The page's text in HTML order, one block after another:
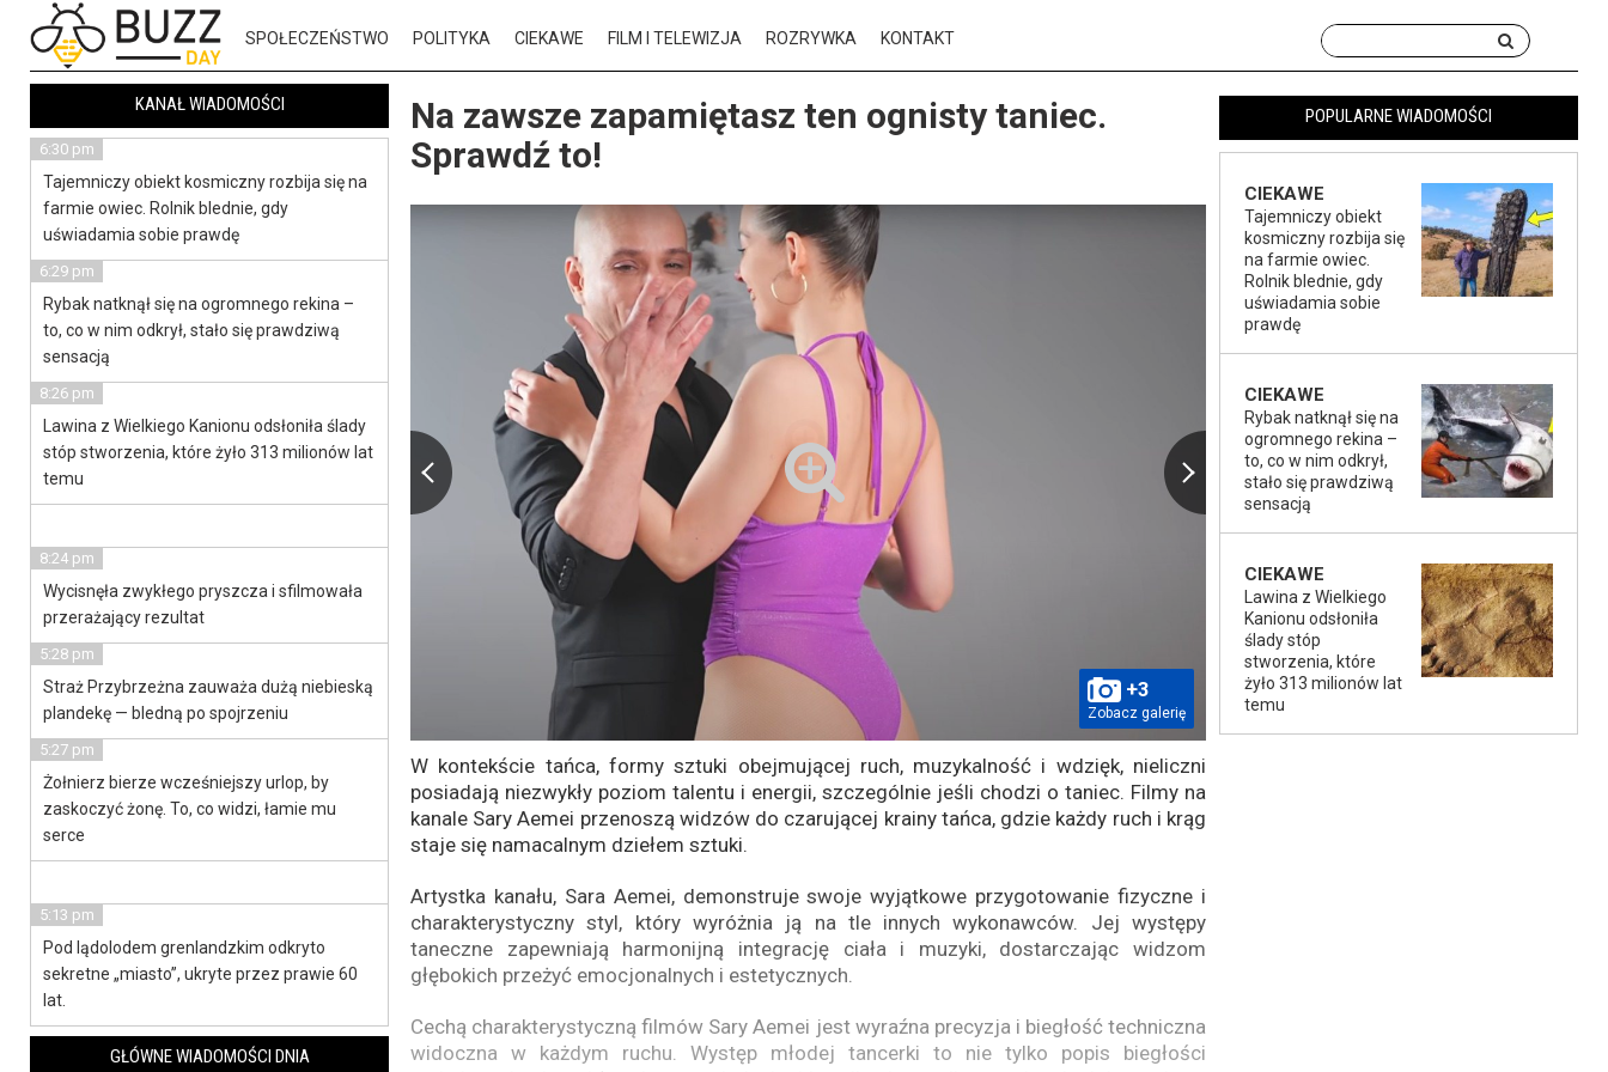
SPOŁECZEŃSTWO POLITYKA CIEKAWE FILM I TELEWIZJA ROZRYWKA KONTAKT
Na zawsze zapamiętasz ten ognisty taniec.
Sprawdź to!
+3
Zobacz galerię
W kontekście tańca, formy sztuki obejmującej ruch, muzykalność i wdzięk, nieliczni
posiadają niezwykły poziom talentu i energii, szczególnie jeśli chodzi o taniec. Filmy na
kanale Sary Aemei przenoszą widzów do czarującej krainy tańca, gdzie każdy ruch i krąg
staje się namacalnym dziełem sztuki.
Artystka kanału, Sara Aemei, demonstruje swoje wyjątkowe przygotowanie fizyczne i
charakterystyczny styl, który wyróżnia ją na tle innych wykonawców. Jej występy
taneczne zapewniają harmonijną integrację ciała i muzyki, dostarczając widzom
głębokich przeżyć emocjonalnych i estetycznych.
Cechą charakterystyczną filmów Sary Aemei jest wyraźna precyzja i biegłość techniczna
widoczna w każdym ruchu. Występ młodej tancerki to nie tylko popis biegłości
POPULARNE WIADOMOŚCI
CIEKAWE
Tajemniczy obiekt
kosmiczny rozbija się
na farmie owiec.
Rolnik blednie, gdy
uświadamia sobie
prawdę
CIEKAWE
Rybak natknął się na
ogromnego rekina –
to, co w nim odkrył,
stało się prawdziwą
sensacją
CIEKAWE
Lawina z Wielkiego
Kanionu odsłoniła
ślady stóp
stworzenia, które
żyło 313 milionów lat
temu
KANAŁ WIADOMOŚCI
6:30 pm
Tajemniczy obiekt kosmiczny rozbija się na
farmie owiec. Rolnik blednie, gdy
uświadamia sobie prawdę
6:29 pm
Rybak natknął się na ogromnego rekina –
to, co w nim odkrył, stało się prawdziwą
sensacją
8:26 pm
Lawina z Wielkiego Kanionu odsłoniła ślady
stóp stworzenia, które żyło 313 milionów lat
temu
8:24 pm
Wycisnęła zwykłego pryszcza i sfilmowała
przerażający rezultat
5:28 pm
Straż Przybrzeżna zauważa dużą niebieską
plandekę — bledną po spojrzeniu
5:27 pm
Żołnierz bierze wcześniejszy urlop, by
zaskoczyć żonę. To, co widzi, łamie mu
serce
5:13 pm
Pod lądolodem grenlandzkim odkryto
sekretne „miasto”, ukryte przez prawie 60
lat.
GŁÓWNE WIADOMOŚCI DNIA